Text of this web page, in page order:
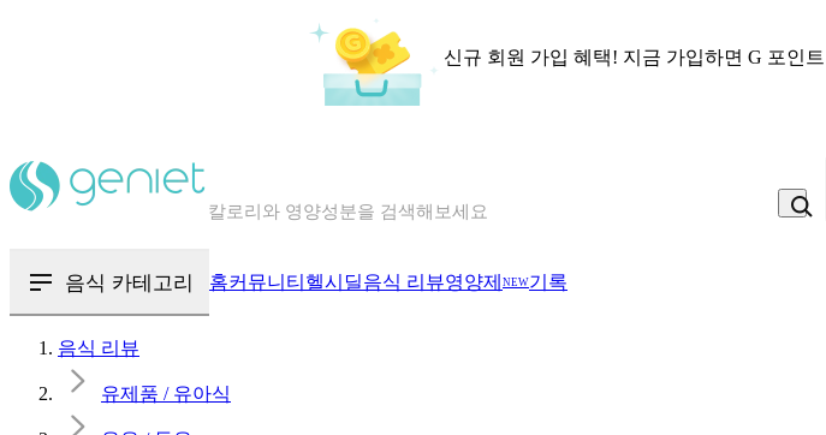
신규 회원 가입 혜택! 지금 가입하면 G 포인
칼로리와 영양성분을 검색해보세요
음식 카테고리 홈커뮤니티 헬시딜음식 리뷰영양제 NEW기록
음식 리뷰
유제품 / 유아식